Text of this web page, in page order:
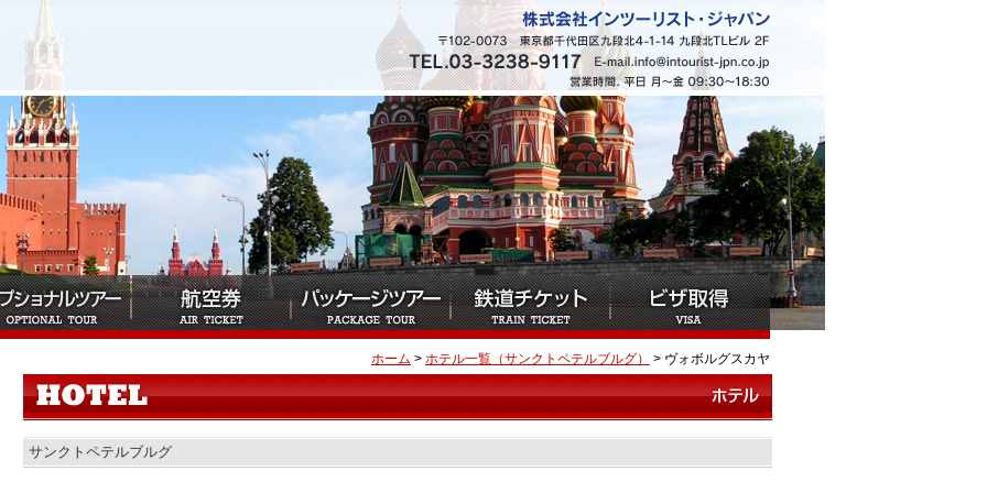
ホーム > ホテル一覧（サンクトペテルブルグ） > ヴォボルグスカヤ
サンクトペテルブルグ